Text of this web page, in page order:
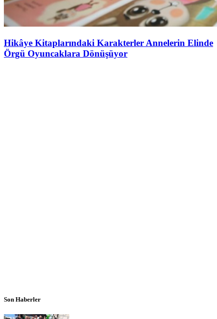
Hikâye Kitaplarındaki Karakterler Annelerin Elinde
Örgü Oyuncaklara Dönüşüyor
Son Haberler